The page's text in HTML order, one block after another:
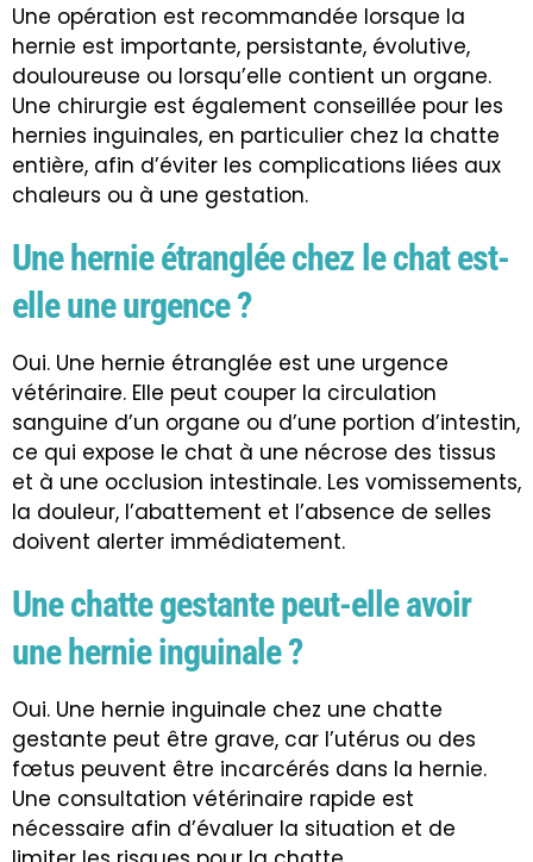
Une opération est recommandée lorsque la
hernie est importante, persistante, évolutive,
douloureuse ou lorsqu’elle contient un organe.
Une chirurgie est également conseillée pour les
hernies inguinales, en particulier chez la chatte
entière, afin d’éviter les complications liées aux
chaleurs ou à une gestation.
Une hernie étranglée chez le chat est-
elle une urgence ?
Oui. Une hernie étranglée est une urgence
vétérinaire. Elle peut couper la circulation
sanguine d’un organe ou d’une portion d’intestin,
ce qui expose le chat à une nécrose des tissus
et à une occlusion intestinale. Les vomissements,
la douleur, l’abattement et l’absence de selles
doivent alerter immédiatement.
Une chatte gestante peut-elle avoir
une hernie inguinale ?
Oui. Une hernie inguinale chez une chatte
gestante peut être grave, car l’utérus ou des
fœtus peuvent être incarcérés dans la hernie.
Une consultation vétérinaire rapide est
nécessaire afin d’évaluer la situation et de